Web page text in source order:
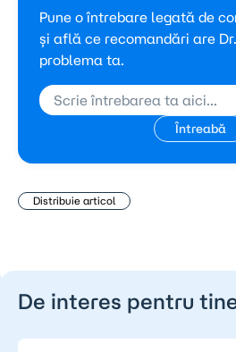
Pune o întrebare legată de
și află ce recomandări are
problema ta.
Întreabă
Distribuie articol
De interes pentru